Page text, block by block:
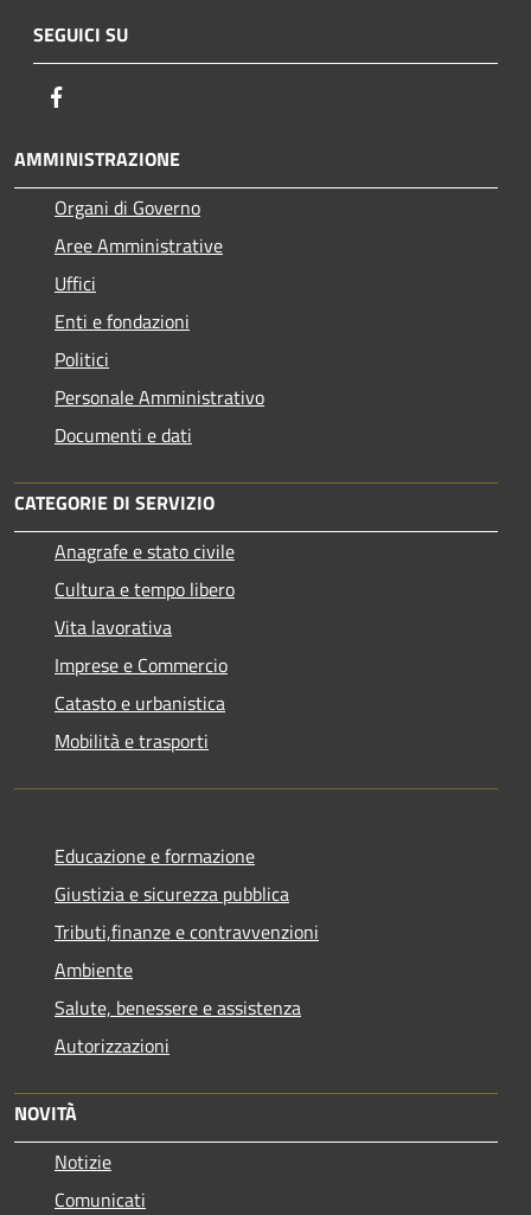
SEGUICI SU
AMMINISTRAZIONE
Organi di Governo
Aree Amministrative
Uffici
Enti e fondazioni
Politici
Personale Amministrativo
Documenti e dati
CATEGORIE DI SERVIZIO
Anagrafe e stato civile
Cultura e tempo libero
Vita lavorativa
Imprese e Commercio
Catasto e urbanistica
Mobilità e trasporti
Educazione e formazione
Giustizia e sicurezza pubblica
Tributi,finanze e contravvenzioni
Ambiente
Salute, benessere e assistenza
Autorizzazioni
NOVITÀ
Notizie
Comunicati